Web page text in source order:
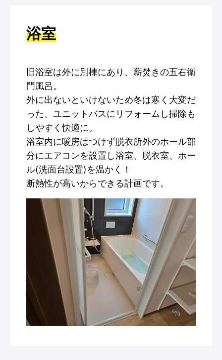
浴室
旧浴室は外に別棟にあり、薪焚きの五右衛
門風呂。
外に出ないといけないため冬は寒く大変だ
った、ユニットバスにリフォームし掃除も
しやすく快適に。
浴室内に暖房はつけず脱衣所外のホール部
分にエアコンを設置し浴室、脱衣室、ホー
ル(洗面台設置)を温かく！
断熱性が高いからできる計画です。